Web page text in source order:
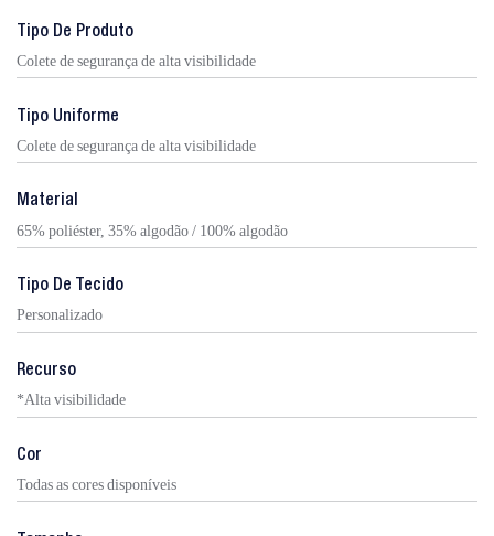
Tipo De Produto
Colete de segurança de alta visibilidade
Tipo Uniforme
Colete de segurança de alta visibilidade
Material
65% poliéster, 35% algodão / 100% algodão
Tipo De Tecido
Personalizado
Recurso
*Alta visibilidade
Cor
Todas as cores disponíveis